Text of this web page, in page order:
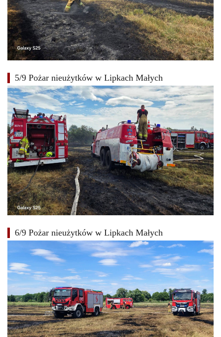
5/9 Pożar nieużytków w Lipkach Małych
6/9 Pożar nieużytków w Lipkach Małych